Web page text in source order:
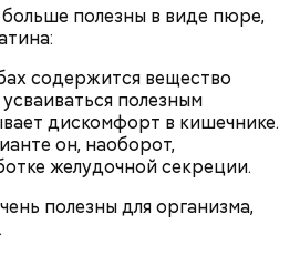
полезны в виде пюре,
содержится вещество
полезным
дискомфорт в кишечнике.
он, наоборот,
желудочной секреции.
полезны для организма,